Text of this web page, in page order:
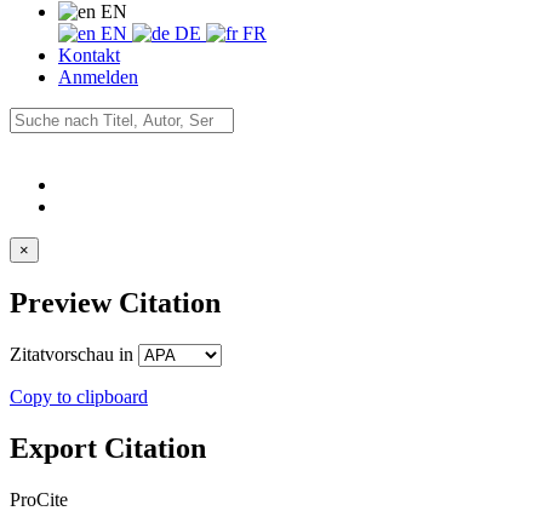
EN
EN
DE
FR
Kontakt
Anmelden
×
Preview Citation
Zitatvorschau in
Copy to clipboard
Export Citation
ProCite